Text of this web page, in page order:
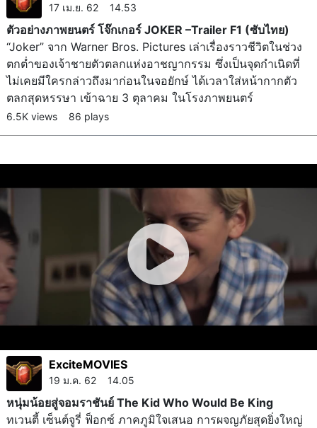
17 เม.ย. 62 14.53
ตัวอย่างภาพยนตร์ โจ๊กเกอร์ JOKER –Trailer F1 (ซับไทย)
“Joker” จาก Warner Bros. Pictures เล่าเรื่องราวชีวิตในช่วง
ตกต่ำของเจ้าชายตัวตลกแห่งอาชญากรรม ซึ่งเป็นจุดกำเนิดที่
ไม่เคยมีใครกล่าวถึงมาก่อนในจอยักษ์ ได้เวลาใส่หน้ากากตัว
ตลกสุดหรรษา เข้าฉาย 3 ตุลาคม ในโรงภาพยนตร์
6.5K views 86 plays
ExciteMOVIES
19 ม.ค. 62 14.05
หนุ่มน้อยสู่จอมราชันย์ The Kid Who Would Be King
ทเวนตี้ เซ็นต์จูรี่ ฟ็อกซ์ ภาคภูมิใจเสนอ การผจญภัยสุดยิ่งใหญ่